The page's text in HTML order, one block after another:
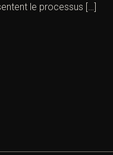
le processus […]